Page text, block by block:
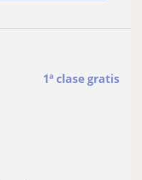
1ª clase gratis